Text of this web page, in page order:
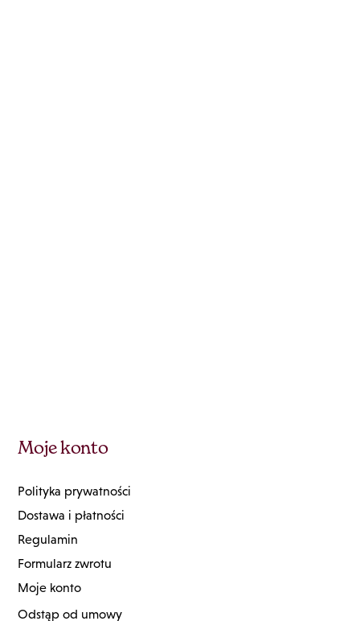
Moje konto
Polityka prywatności
Dostawa i płatności
Regulamin
Formularz zwrotu
Moje konto
Odstąp od umowy